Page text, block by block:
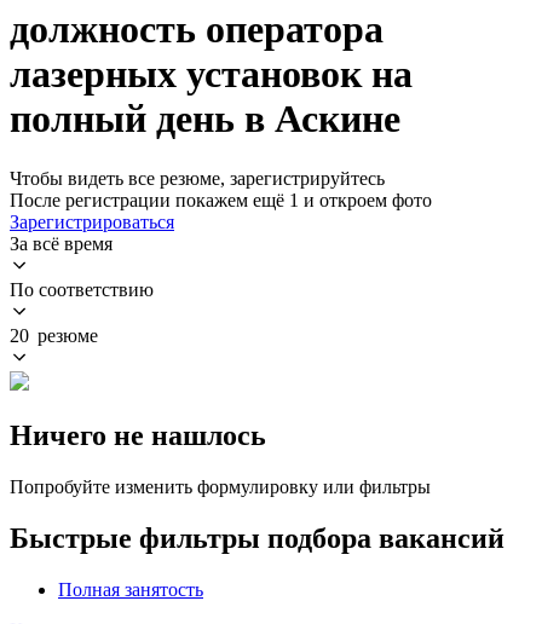
должность оператора
лазерных установок на
полный день в Аскине
Чтобы видеть все резюме, зарегистрируйтесь
После регистрации покажем ещё 1 и откроем фото
Зарегистрироваться
За всё время
По соответствию
20 резюме
Ничего не нашлось
Попробуйте изменить формулировку или фильтры
Быстрые фильтры подбора вакансий
Полная занятость